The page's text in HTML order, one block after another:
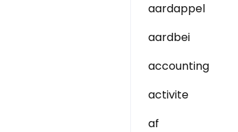
aardappel
aardbei
accounting
activite
af